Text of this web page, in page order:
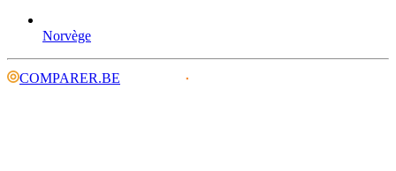
Norvège
COMPARER.BE